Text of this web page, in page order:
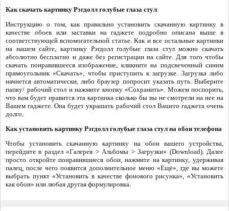
Как скачать картинку Рэгдолл голубые глаза стул
Инструкцию о том, как правильно установить скачанную картинку в
качестве обоев или заставки на гаджете подробно описана выше в
соответствующей вспомогательной статье. Как и все остальные картинки
на нашем сайте, картинку Рэгдолл голубые глаза стул можно скачать
абсолютно бесплатно и даже без регистрации на сайте. Для того чтобы
скачать понравившееся изображение, кликните на подсвеченный синим
прямоугольник «Скачать», чтобы приступить к загрузке. Загрузка либо
начнется автоматически, либо браузер попросит указать путь. Выберите
папку/ рабочий стол и нажмите кнопку «Сохранить». Можем поспорить,
что вам будет нравится эта картинка сколько бы вы не смотрели на нее на
Вашем гаджете. Она будет украшать рабочий стол Вашего гаджета очень
долго.
Как установить картинку Рэгдолл голубые глаза стул на обои телефона
Чтобы установить скачанную картинку на обои вашего устройства,
перейдите в раздел «Галерея > Альбомы > Загрузки» (Download). Далее
просто откройте понравившиеся обои, нажмите на картинку, удерживая
палец, после чего появится дополнительное меню «Ещё», где вы можете
выбрать пункт «Установить в качестве фонового рисунка», «Установить
как обои» или любая другая формулировка.